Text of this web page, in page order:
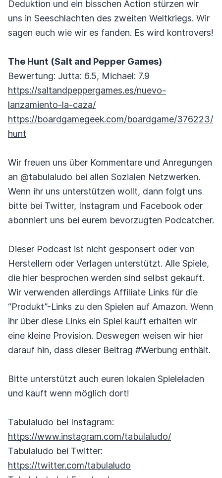
Deduktion und ein bisschen Action stürzen wir
uns in Seeschlachten des zweiten Weltkriegs. Wir
sagen euch wie wir es fanden. Es wird kontrovers!
The Hunt (Salt and Pepper Games)
Bewertung: Jutta: 6.5, Michael: 7.9
https://saltandpeppergames.es/nuevo-
lanzamiento-la-caza/
https://boardgamegeek.com/boardgame/376223/
hunt
Wir freuen uns über Kommentare und Anregungen
an @tabulaludo bei allen Sozialen Netzwerken.
Wenn ihr uns unterstützen wollt, dann folgt uns
bitte bei Twitter, Instagram und Facebook oder
abonniert uns bei eurem bevorzugten Podcatcher.
Dieser Podcast ist nicht gesponsert oder von
Herstellern oder Verlagen unterstützt. Alle Spiele,
die hier besprochen werden sind selbst gekauft.
Wir verwenden allerdings Affiliate Links für die
“Produkt”-Links zu den Spielen auf Amazon. Wenn
ihr über diese Links ein Spiel kauft erhalten wir
eine kleine Provision. Deswegen weisen wir hier
darauf hin, dass dieser Beitrag #Werbung enthält.
Bitte unterstützt auch euren lokalen Spieleladen
und kauft wenn möglich dort!
Tabulaludo bei Instagram:
https://www.instagram.com/tabulaludo/
Tabulaludo bei Twitter:
https://twitter.com/tabulaludo